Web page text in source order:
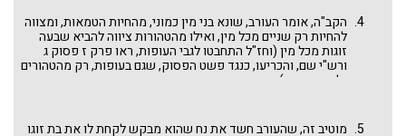
לא טהורה היא – שנים וכו' ". ראו בפרשני הגמרא.
הקב"ה, אומר העורב, שונא בני מין כמוני, מהחיות הטמאות, ומצווה
להחיות רק שניים מכל מין, ואילו מהטהורות ציווה להביא שבעה
זוגות מכל מין (וחז"ל התחבטו לגבי העופות, ראו פרק ז פסוק ג
ורש"י שם, והכריעו, כנגד פשט הפסוק, שגם בעופות, רק מהטהורים
נלקחו שבעה). ניחא רבך, אומר העורב. עשה מה שעשה בכניסה
ותישאר בת זוגי ללא יכולת התרבות?
מוטיב זה, שהעורב חשד את נח שהוא מבקש לקחת לו את בת זוגו